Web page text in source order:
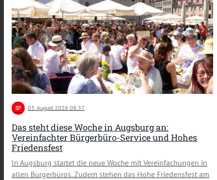
notes 03. August 2026 08:37
Das steht diese Woche in Augsburg an:
Vereinfachter Bürgerbüro-Service und Hohes
Friedensfest
In Augsburg startet die neue Woche mit Vereinfachungen in
allen Bürgerbüros. Zudem stehen das Hohe Friedensfest am